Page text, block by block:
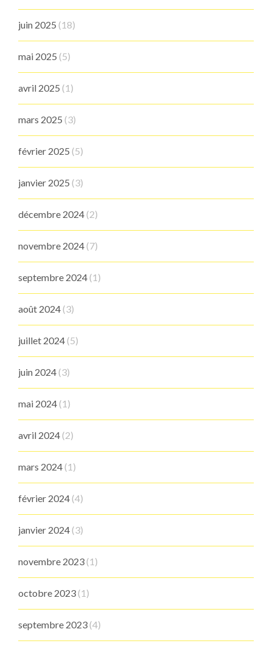
juin 2025 (18)
mai 2025 (5)
avril 2025 (1)
mars 2025 (3)
février 2025 (5)
janvier 2025 (3)
décembre 2024 (2)
novembre 2024 (7)
septembre 2024 (1)
août 2024 (3)
juillet 2024 (5)
juin 2024 (3)
mai 2024 (1)
avril 2024 (2)
mars 2024 (1)
février 2024 (4)
janvier 2024 (3)
novembre 2023 (1)
octobre 2023 (1)
septembre 2023 (4)